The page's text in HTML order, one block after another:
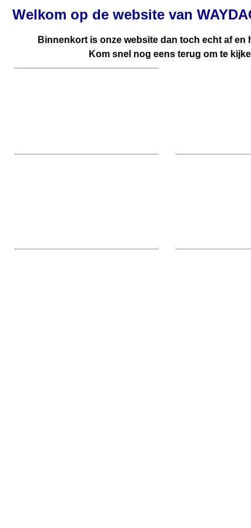
Welkom op de website van
Binnenkort is onze website dan toch echt af en
Kom snel nog eens terug om te